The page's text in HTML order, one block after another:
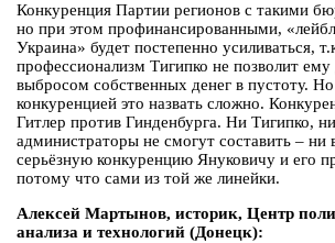
Конкуренция Партии регионов с такими
но при этом профинансированными,
Украина» будет постепенно усиливаться,
профессионализм Тигипко не позволит ему
выбросом собственных денег в пустоту.
конкуренцией это назвать сложно.
Гитлер против Гинденбурга. Ни Тигипко,
администраторы не смогут составить – ни
серьёзную конкуренцию Януковичу и его
потому что сами из той же линейки.
Алексей Мартынов, историк, Центр
анализа и технологий (Донецк):